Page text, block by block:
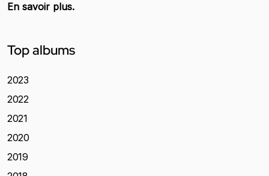
En savoir plus.
Top albums
2023
2022
2021
2020
2019